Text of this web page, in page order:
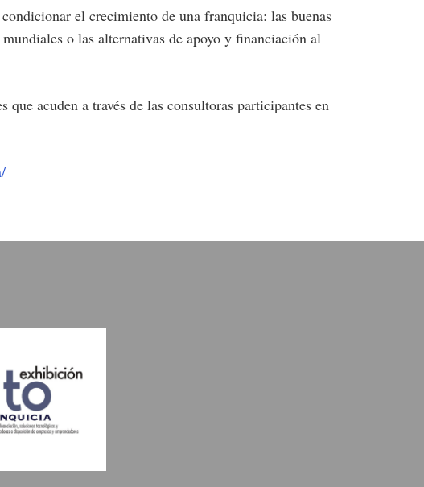
el crecimiento de una franquicia: las buenas
o las alternativas de apoyo y financiación al
acuden a través de las consultoras participantes en